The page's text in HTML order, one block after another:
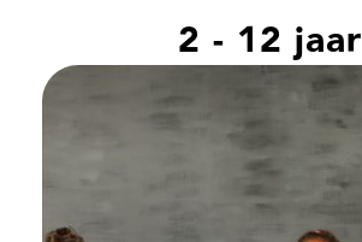
2 - 12 jaar